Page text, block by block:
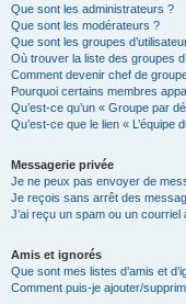
Que sont les administrateurs ?
Que sont les modérateurs ?
Que sont les groupes
Où trouver la liste des groupes
Comment devenir chef de
Pourquoi certains membres
Qu’est-ce qu’un « Groupe par
Qu’est-ce que le lien « L’équipe
Messagerie privée
Je ne peux pas envoyer de
Je reçois sans arrêt des
J’ai reçu un spam ou un courriel
Amis et ignorés
Que sont mes listes d’amis et
Comment puis-je ajouter/